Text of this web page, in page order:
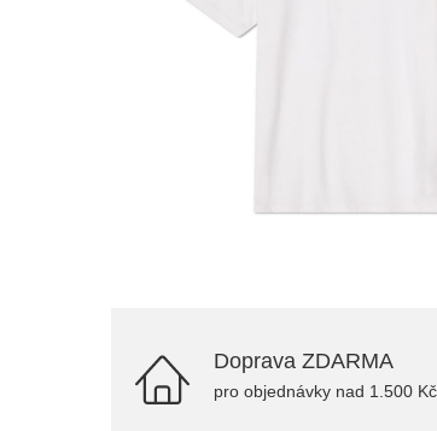
Doprava ZDARMA
pro objednávky nad 1.500 Kč